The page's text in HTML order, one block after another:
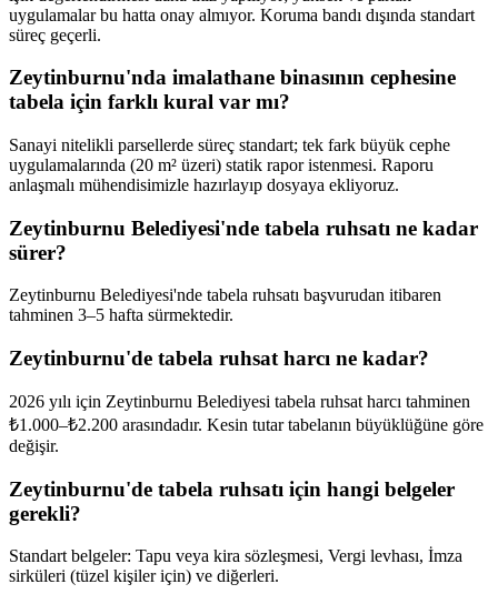
uygulamalar bu hatta onay almıyor. Koruma bandı dışında standart
süreç geçerli.
Zeytinburnu'nda imalathane binasının cephesine
tabela için farklı kural var mı?
Sanayi nitelikli parsellerde süreç standart; tek fark büyük cephe
uygulamalarında (20 m² üzeri) statik rapor istenmesi. Raporu
anlaşmalı mühendisimizle hazırlayıp dosyaya ekliyoruz.
Zeytinburnu Belediyesi'nde tabela ruhsatı ne kadar
sürer?
Zeytinburnu Belediyesi'nde tabela ruhsatı başvurudan itibaren
tahminen 3–5 hafta sürmektedir.
Zeytinburnu'de tabela ruhsat harcı ne kadar?
2026 yılı için Zeytinburnu Belediyesi tabela ruhsat harcı tahminen
₺1.000–₺2.200 arasındadır. Kesin tutar tabelanın büyüklüğüne göre
değişir.
Zeytinburnu'de tabela ruhsatı için hangi belgeler
gerekli?
Standart belgeler: Tapu veya kira sözleşmesi, Vergi levhası, İmza
sirküleri (tüzel kişiler için) ve diğerleri.